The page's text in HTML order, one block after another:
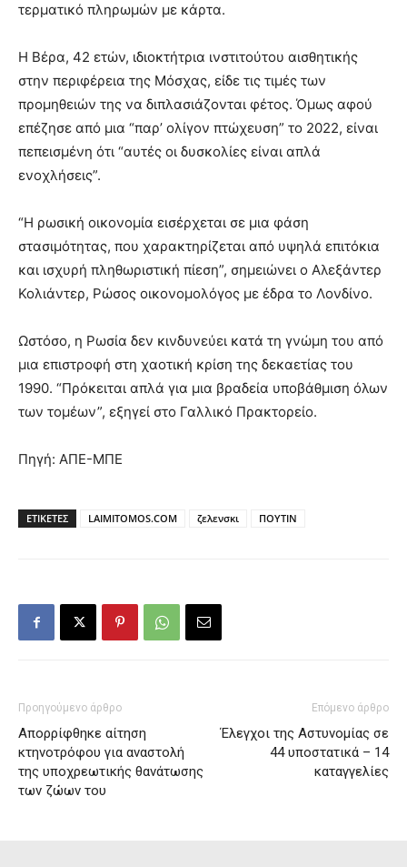
τερματικό πληρωμών με κάρτα.
Η Βέρα, 42 ετών, ιδιοκτήτρια ινστιτούτου αισθητικής
στην περιφέρεια της Μόσχας, είδε τις τιμές των
προμηθειών της να διπλασιάζονται φέτος. Όμως αφού
επέζησε από μια “παρ’ ολίγον πτώχευση” το 2022, είναι
πεπεισμένη ότι “αυτές οι δυσκολίες είναι απλά
ενοχλήσεις”.
“Η ρωσική οικονομία εισέρχεται σε μια φάση
στασιμότητας, που χαρακτηρίζεται από υψηλά επιτόκια
και ισχυρή πληθωριστική πίεση”, σημειώνει ο Αλεξάντερ
Κολιάντερ, Ρώσος οικονομολόγος με έδρα το Λονδίνο.
Ωστόσο, η Ρωσία δεν κινδυνεύει κατά τη γνώμη του από
μια επιστροφή στη χαοτική κρίση της δεκαετίας του
1990. “Πρόκειται απλά για μια βραδεία υποβάθμιση όλων
των τομέων”, εξηγεί στο Γαλλικό Πρακτορείο.
Πηγή: ΑΠΕ-ΜΠΕ
ΕΤΙΚΕΤΕΣ LAIMITOMOS.COM ζελενσκι ΠΟΥΤΙΝ
Προηγούμενο άρθρο
Απορρίφθηκε αίτηση
κτηνοτρόφου για αναστολή
της υποχρεωτικής θανάτωσης
των ζώων του
Επόμενο άρθρο
Έλεγχοι της Αστυνομίας σε
44 υποστατικά – 14
καταγγελίες